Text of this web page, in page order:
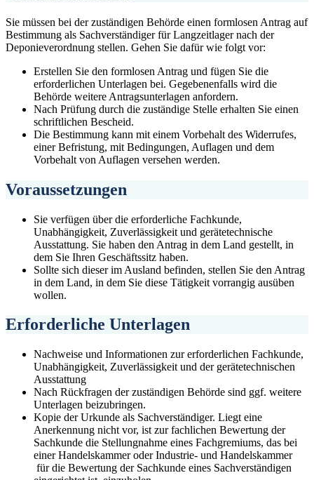
Sie müssen bei der zuständigen Behörde einen formlosen Antrag auf
Bestimmung als Sachverständiger für Langzeitlager nach der
Deponieverordnung stellen. Gehen Sie dafür wie folgt vor:
Erstellen Sie den formlosen Antrag und fügen Sie die
erforderlichen Unterlagen bei. Gegebenenfalls wird die
Behörde weitere Antragsunterlagen anfordern.
Nach Prüfung durch die zuständige Stelle erhalten Sie einen
schriftlichen Bescheid.
Die Bestimmung kann mit einem Vorbehalt des Widerrufes,
einer Befristung, mit Bedingungen, Auflagen und dem
Vorbehalt von Auflagen versehen werden.
Voraussetzungen
Sie verfügen über die erforderliche Fachkunde,
Unabhängigkeit, Zuverlässigkeit und gerätetechnische
Ausstattung. Sie haben den Antrag in dem Land gestellt, in
dem Sie Ihren Geschäftssitz haben.
Sollte sich dieser im Ausland befinden, stellen Sie den Antrag
in dem Land, in dem Sie diese Tätigkeit vorrangig ausüben
wollen.
Erforderliche Unterlagen
Nachweise und Informationen zur erforderlichen Fachkunde,
Unabhängigkeit, Zuverlässigkeit und der gerätetechnischen
Ausstattung
Nach Rückfragen der zuständigen Behörde sind ggf. weitere
Unterlagen beizubringen.
Kopie der Urkunde als Sachverständiger. Liegt eine
Anerkennung nicht vor, ist zur fachlichen Bewertung der
Sachkunde die Stellungnahme eines Fachgremiums, das bei
einer Handelskammer oder Industrie- und Handelskammer
für die Bewertung der Sachkunde eines Sachverständigen